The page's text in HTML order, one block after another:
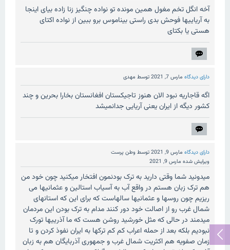
آخه انگل تخم مغول همین مونده تو نواده چنگیز زنا زاده بیای اینجا
به آریاییها فوحش بدی راستی بیناموس برو ببین از نواده اکتای
هستی یا بکتای
دارای دیدگاه مارس 7, 2021 توسط مهدی
اگه قاجاریه نبود الان هنوز تاجیکستان افغانستان بخارا بحرین و چند
کشور دیگه از ایران یعنی آریایی جدانمیشد
دارای دیدگاه مارس 9, 2021 توسط وطن پرست
ویرایش شده مارس 9, 2021
میدونید شما وقتی دارید به ترک بودنمون افتخار میکنید چون خود من
هم ترک زبان هستم در واقع آب به آسیاب استالین و عثمانیها می
ریزیم چون روسها و عثمانیها سالهاست که برای این که استانهای
شمال غرب رو از اصالت خود دور کنند مدام به ترک بودن این مردمان
میدمند در حالی که مثل خورشید روشن هست که ما آذرییها تورک
نبودیم بلکه بعد از حمله اعراب کم کم ترکها به ایران نفوذ کردن و تا
زمان صفویه هم اکثریت شمال غرب و جمهوری آذربایگان هم به زبان